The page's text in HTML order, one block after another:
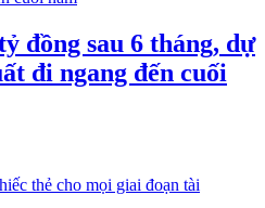
đồng sau 6 tháng, dự
đi ngang đến cuối